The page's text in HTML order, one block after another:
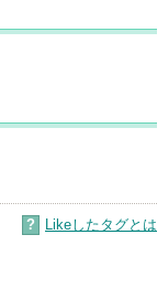
? Likeしたタグとは